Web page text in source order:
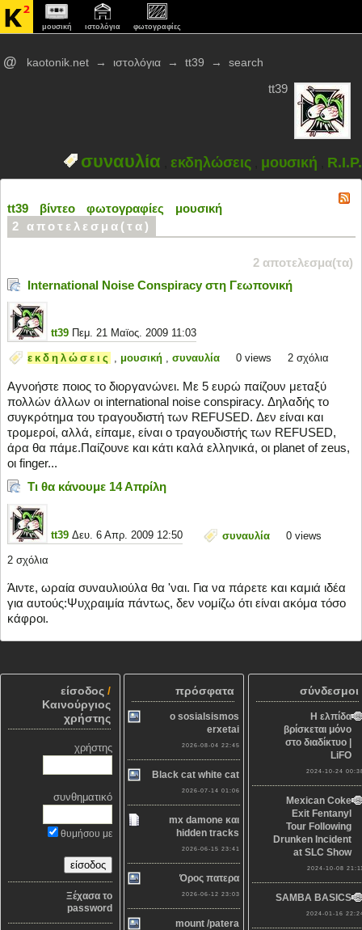
μουσική ιστολόγια φωτογραφίες
@ kaotonik.net → ιστολόγια → tt39 → search
tt39
συναυλία εκδηλώσεις μουσική R.I.P.
tt39 βίντεο φωτογραφίες
μουσική
2 αποτελεσμα(τα)
2 αποτελεσμα(τα)
International Noise Conspiracy στη Γεωπονική
tt39Πεμ. 21 Μαϊος. 2009 11:03
εκδηλώσεις , μουσική, συναυλία 0views 2 σχόλια
Αγνοήστε ποιος το διοργανώνει. Με 5 ευρώ παίζουν μεταξύ
πολλών άλλων οι international noise conspiracy. Δηλαδής το
συγκρότημα του τραγουδιστή των REFUSED. Δεν είναι και
τρομεροί, αλλά, είπαμε, είναι ο τραγουδιστής των REFUSED,
άρα θα πάμε.Παίζουνε και κάτι καλά ελληνικά, οι planet of zeus,
οι finger...
Τι θα κάνουμε 14 Απρίλη
tt39Δευ. 6 Απρ. 2009 12:50 συναυλία 0views
2 σχόλια
Άιντε, ωραία συναυλιούλα θα 'ναι. Για να πάρετε και καμιά ιδέα
για αυτούς:Ψυχραιμία πάντως, δεν νομίζω ότι είναι ακόμα τόσο
κάφροι.
είσοδος/
Καινούργιος
χρήστης
χρήστης
συνθηματικό
θυμήσου με
Ξέχασα το
password
πρόσφατα
o sosialsismos
erxetai
2026-08-04 22:45
Black cat white cat
2026-07-14 01:06
mx damone και
hidden tracks
2026-06-15 23:41
Όρος πατερα
2026-06-12 23:03
mount /patera
σύνδεσμοι
Η ελπίδα
βρίσκεται μόνο
στο διαδίκτυο |
LiFO
2024-10-24
Mexican Coke
Exit Fentanyl
Tour Following
Drunken Incident
at SLC Show
2024-10-08
SAMBA BASICS
2024-01-16